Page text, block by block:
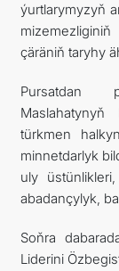
ýurtlarymyzyň
çäräniň taryhy
Pursatdan
Maslahatynyň
türkmen
minnetdarlyk
uly
abadançylyk,
Soňra
Liderini